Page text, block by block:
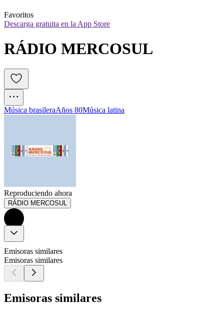
Favoritos
Descarga gratuita en la App Store
RÁDIO MERCOSUL
Música brasileraAños 80Música latina
Reproduciendo ahora
RÁDIO MERCOSUL
Emisoras similares
Emisoras similares
Emisoras similares